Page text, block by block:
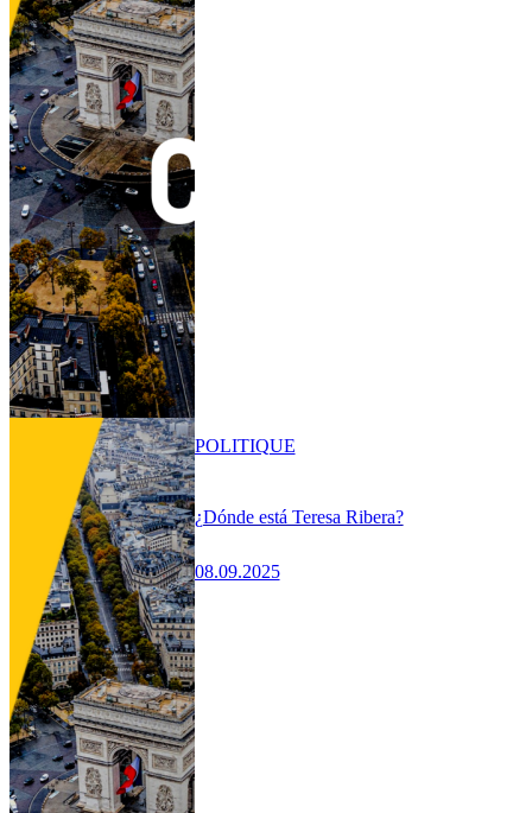
¿Dónde está Teresa Ribera?
08.09.2025
POLITIQUE